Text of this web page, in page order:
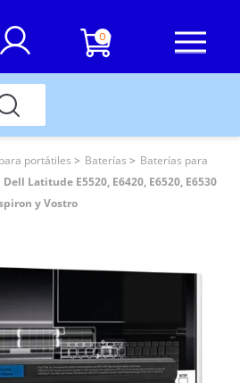
0
portátiles Baterías
Baterías para
Latitude E5520, E6420, E6520, E6530
y Vostro